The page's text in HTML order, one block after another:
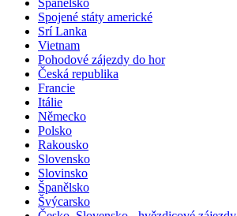
Spojené státy americké
Srí Lanka
Vietnam
Pohodové zájezdy do hor
Česká republika
Francie
Itálie
Německo
Polsko
Rakousko
Slovensko
Slovinsko
Španělsko
Švýcarsko